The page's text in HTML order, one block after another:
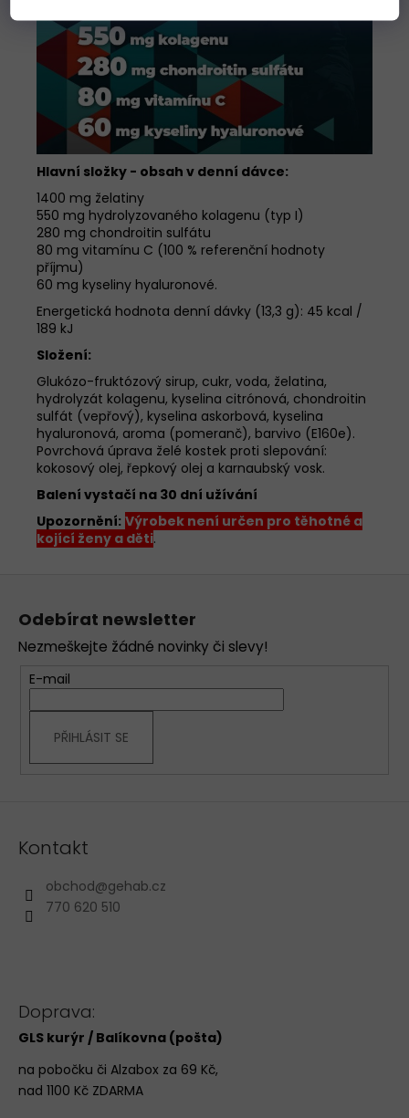
Hlavní složky - obsah v denní dávce:
1400 mg želatiny
550 mg hydrolyzovaného kolagenu (typ I)
280 mg chondroitin sulfátu
80 mg vitamínu C (100 % referenční hodnoty
příjmu)
60 mg kyseliny hyaluronové.
Energetická hodnota denní dávky (13,3 g): 45 kcal /
189 kJ
Složení:
Glukózo-fruktózový sirup, cukr, voda, želatina,
hydrolyzát kolagenu, kyselina citrónová, chondroitin
sulfát (vepřový), kyselina askorbová, kyselina
hyaluronová, aroma (pomeranč), barvivo (E160e).
Povrchová úprava želé kostek proti slepování:
kokosový olej, řepkový olej a karnaubský vosk.
Balení vystačí na 30 dní užívání
Upozornění: Výrobek není určen pro těhotné a
kojící ženy a děti.
Odebírat newsletter
Nezmeškejte žádné novinky či slevy!
E-mail
PŘIHLÁSIT SE
Kontakt
obchod@gehab.cz
770 620 510
Doprava:
GLS kurýr / Balíkovna (pošta)
na pobočku či Alzabox za 69 Kč,
nad 1100 Kč ZDARMA